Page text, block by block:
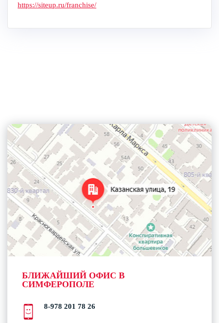
https://siteup.ru/franchise/
БЛИЖАЙШИЙ ОФИС В
СИМФЕРОПОЛЕ
8-978 201 78 26